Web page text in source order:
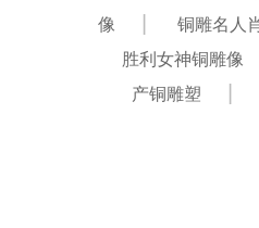
像
铜雕名人
胜利女神铜雕像
产铜雕塑